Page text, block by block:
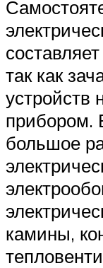
так как
устройств
прибором.
большое
камины,